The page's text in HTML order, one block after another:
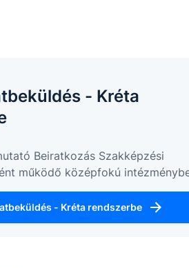
- Kréta
Beiratkozás Szakképzési
működő középfokú
- Kréta rendszerbe